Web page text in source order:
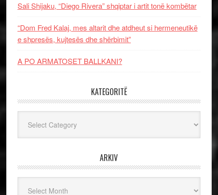
Sali Shijaku, “Diego Rivera” shqiptar i artit tonë kombëtar
“Dom Fred Kalaj, mes altarit dhe atdheut si hermeneutikë
e shpresës, kujtesës dhe shërbimit”
A PO ARMATOSET BALLKANI?
KATEGORITË
ARKIV